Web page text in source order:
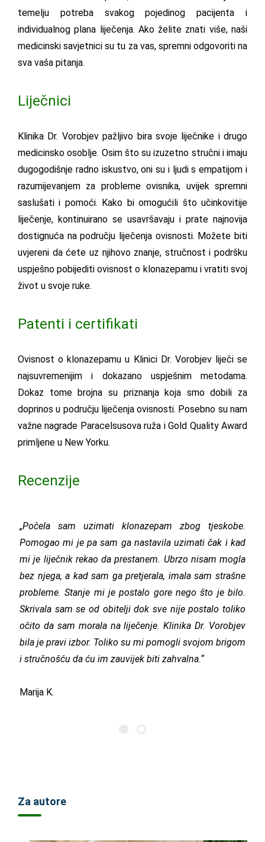
temelju potreba svakog pojedinog pacijenta i
individualnog plana liječenja. Ako želite znati više, naši
medicinski savjetnici su tu za vas, spremni odgovoriti na
sva vaša pitanja.
Liječnici
Klinika Dr. Vorobjev pažljivo bira svoje liječnike i drugo
medicinsko osoblje. Osim što su izuzetno stručni i imaju
dugogodišnje radno iskustvo, oni su i ljudi s empatijom i
razumijevanjem za probleme ovisnika, uvijek spremni
saslušati i pomoći. Kako bi omogućili što učinkovitije
liječenje, kontinuirano se usavršavaju i prate najnovija
dostignuća na području liječenja ovisnosti. Možete biti
uvjereni da ćete uz njihovo znanje, stručnost i podršku
uspješno pobijediti ovisnost o klonazepamu i vratiti svoj
život u svoje ruke.
Patenti i certifikati
Ovisnost o klonazepamu u Klinici Dr. Vorobjev liječi se
najsuvremenijim i dokazano uspješnim metodama.
Dokaz tome brojna su priznanja koja smo dobili za
doprinos u području liječenja ovisnosti. Posebno su nam
važne nagrade Paracelsusova ruža i Gold Quality Award
primljene u New Yorku.
Recenzije
„Počela sam uzimati klonazepam zbog tjeskobe.
Pomogao mi je pa sam ga nastavila uzimati čak i kad
mi je liječnik rekao da prestanem. Ubrzo nisam mogla
bez njega, a kad sam ga pretjerala, imala sam strašne
probleme. Stanje mi je postalo gore nego što je bilo.
Skrivala sam se od obitelji dok sve nije postalo toliko
očito da sam morala na liječenje. Klinika Dr. Vorobjev
bila je pravi izbor. Toliko su mi pomogli svojom brigom
i stručnošću da ću im zauvijek biti zahvalna.“
Marija K.
Za autore